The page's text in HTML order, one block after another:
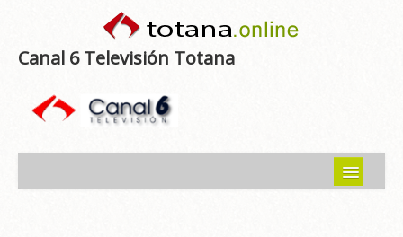
Canal 6 Televisión Totana